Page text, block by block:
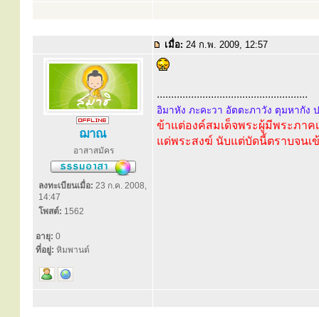
เมื่อ: 24 ก.พ. 2009, 12:57
ฌาณ
อาสาสมัคร
ลงทะเบียนเมื่อ: 23 ก.ค. 2008,
14:47
โพสต์: 1562
อายุ: 0
ที่อยู่: หิมพานต์
.....................................................
อิมาหัง ภะคะวา อัตตะภาวัง ตุมหากัง
ข้าแต่องค์สมเด็จพระผู้มีพระภาค
แด่พระสงฆ์ นับแต่บัดนี้ตราบจนเ